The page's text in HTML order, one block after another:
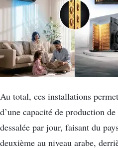
Au total, ces installations
d’une capacité de production
dessalée par jour, faisant du
deuxième au niveau arabe,